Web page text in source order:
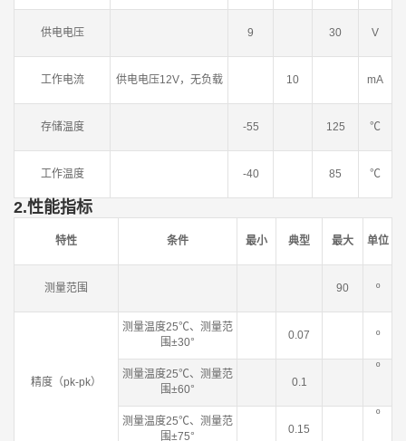
供电电压 9 30 V
工作电流 供电电压12V，无负载 10 mA
存储温度 -55 125 ℃
工作温度 -40 85 ℃
2.性能指标
特性 条件 最小 典型 最大 单位
测量范围 90 º
精度（pk-pk）
测量温度25℃、测量范
围±30°
0.07 º
测量温度25℃、测量范
围±60°
0.1
º
测量温度25℃、测量范
围±75°
0.15
º